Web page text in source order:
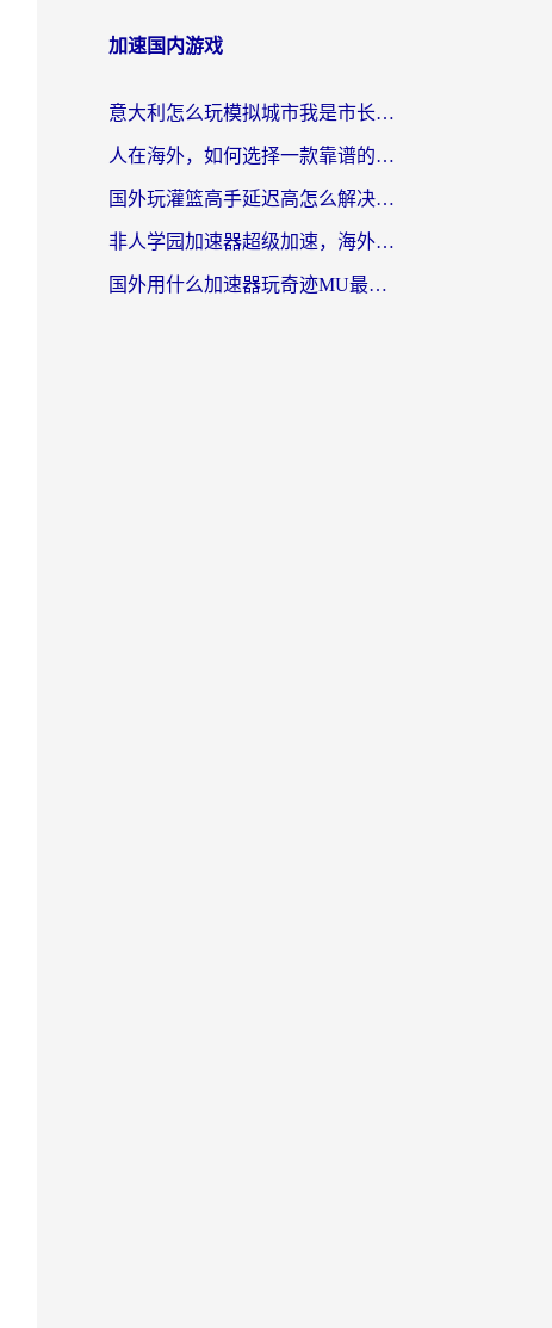
加速国内游戏
意大利怎么玩模拟城市我是市长？海外党国服游戏加速终极攻略（附三国3量子特攻解决办法）
人在海外，如何选择一款靠谱的玩剑灵2加速器？
国外玩灌篮高手延迟高怎么解决？海外玩家国服游戏加速终极指南
非人学园加速器超级加速，海外玩家重返国服的通行证
国外用什么加速器玩奇迹MU最好？2026海外玩家国服游戏加速全攻略